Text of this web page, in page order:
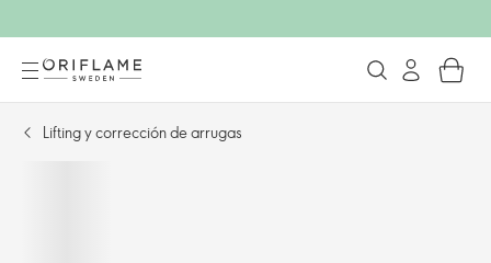
Lifting y corrección de arrugas